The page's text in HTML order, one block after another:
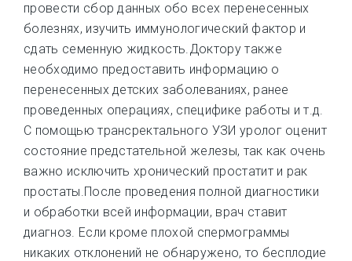
провести сбор данных обо всех перенесенных
болезнях, изучить иммунологический фактор и
сдать семенную жидкость.Доктору также
необходимо предоставить информацию о
перенесенных детских заболеваниях, ранее
проведенных операциях, специфике работы и т.д.
С помощью трансректального УЗИ уролог оценит
состояние предстательной железы, так как очень
важно исключить хронический простатит и рак
простаты.После проведения полной диагностики
и обработки всей информации, врач ставит
диагноз. Если кроме плохой спермограммы
никаких отклонений не обнаружено, то бесплодие